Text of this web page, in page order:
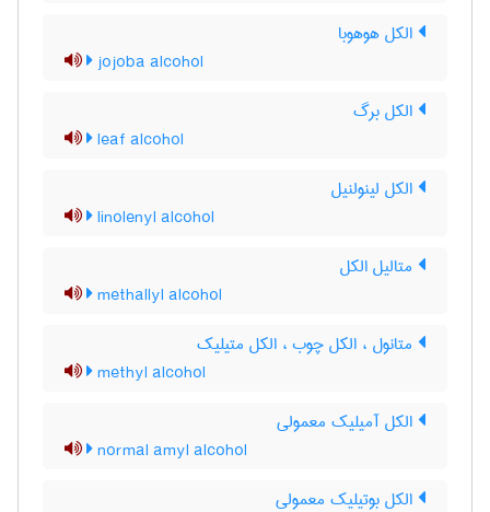
الکل هوهوبا
jojoba alcohol
الکل برگ
leaf alcohol
الکل لینولنیل
linolenyl alcohol
متالیل الکل
methallyl alcohol
متانول ، الکل چوب ، الکل متیلیک
methyl alcohol
الکل آمیلیک معمولی
normal amyl alcohol
الکل بوتیلیک معمولی